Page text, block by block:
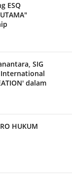
ESQ
SIG
International
dalam
HUKUM